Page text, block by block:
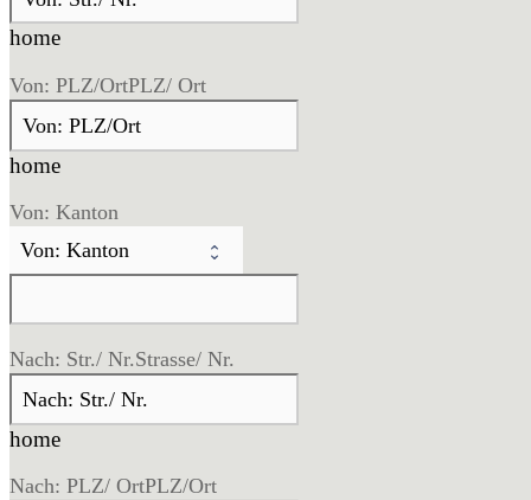
home
Von: PLZ/OrtPLZ/ Ort
home
Von: Kanton
Nach: Str./ Nr.Strasse/ Nr.
home
Nach: PLZ/ OrtPLZ/Ort